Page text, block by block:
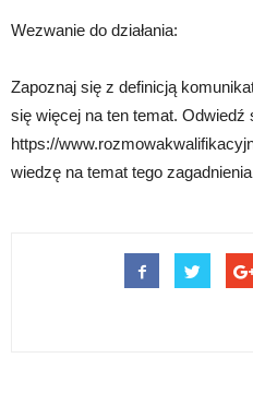
Wezwanie do działania:
Zapoznaj się z definicją
się więcej na ten temat. Odwiedź
https://
wiedzę na temat tego